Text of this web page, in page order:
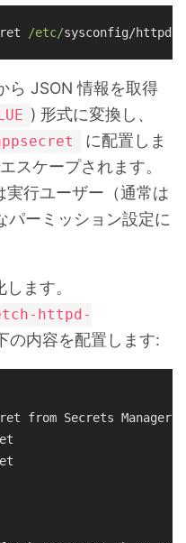
/etc/sysconfig/httpd-
ら JSON 情報を取得
) 形式に変換し、
に配置しま
スケープされます。
実行ユーザー（通常は
パーミッション設定に
ます。
httpd-
の内容を配置します: